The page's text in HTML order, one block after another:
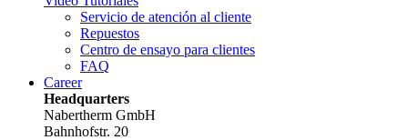
Servicio de atención al cliente
Repuestos
Centro de ensayo para clientes
FAQ
Career
Headquarters
Nabertherm GmbH
Bahnhofstr. 20